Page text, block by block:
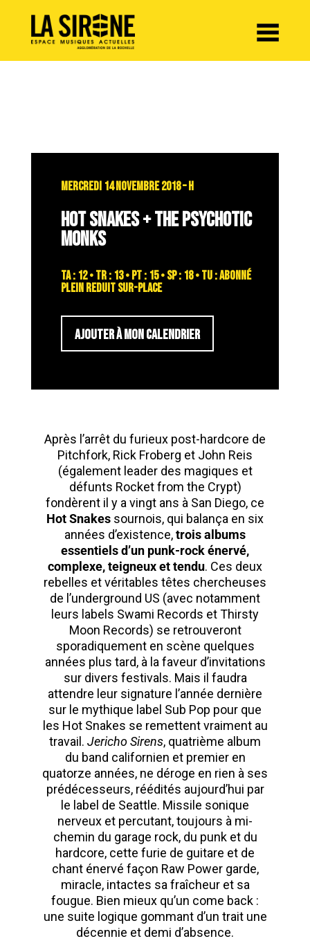
MERCREDI 14 NOVEMBRE 2018 – H
HOT SNAKES + THE PSYCHOTIC
MONKS
TA : 12 • TR : 13 • PT : 15 • SP : 18 • TU : abonné
plein reduit sur-place
AJOUTER À MON CALENDRIER
Après l’arrêt du furieux post-hardcore de
Pitchfork, Rick Froberg et John Reis
(également leader des magiques et
défunts Rocket from the Crypt)
fondèrent il y a vingt ans à San Diego, ce
Hot Snakes sournois, qui balança en six
années d’existence,trois albums
essentiels d’un punk-rock énervé,
complexe, teigneux et tendu. Ces deux
rebelles et véritables têtes chercheuses
de l’underground US (avec notamment
leurs labels Swami Records et Thirsty
Moon Records) se retrouveront
sporadiquement en scène quelques
années plus tard, à la faveur d’invitations
sur divers festivals. Mais il faudra
attendre leur signature l’année dernière
sur le mythique label Sub Pop pour que
les Hot Snakes se remettent vraiment au
travail. Jericho Sirens, quatrième album
du band californien et premier en
quatorze années, ne déroge en rien à ses
prédécesseurs, réédités aujourd’hui par
le label de Seattle. Missile sonique
nerveux et percutant, toujours à mi-
chemin du garage rock, du punk et du
hardcore, cette furie de guitare et de
chant énervé façon Raw Power garde,
miracle, intactes sa fraîcheur et sa
fougue. Bien mieux qu’un come back :
une suite logique gommant d’un trait une
décennie et demi d’absence.